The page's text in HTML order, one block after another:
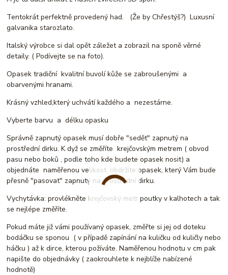
Tentokrát perfektně provedený had. (Že by Chřestýš?) Luxusní
galvanika starozlato.
Italský výrobce si dal opět záležet a zobrazil na sponě věrné
detaily. ( Podívejte se na foto).
Opasek tradiční kvalitní buvolí kůže se zabroušenými a
obarvenými hranami.
Krásný vzhled,který uchvátí každého a nezestárne.
Vyberte barvu a délku opasku
Správně zapnutý opasek musí dobře "sedět" zapnutý na
prostřední dirku. K dyž se změříte krejčovským metrem ( obvod
pasu nebo boků , podle toho kde budete opasek nosit) a
objednáte naměřenou velikost, obdržíte opasek, který Vám bude
přesně "pasovat" zapnutý na prostřední dirku.
Vychytávka: provlékněte krejčovský metr poutky v kalhotech a tak
se nejlépe změříte.
Pokud máte již vámi používaný opasek, změřte si jej od doteku
bodáčku se sponou ( v případě zapínání na kuličku od kuličly nebo
háčku ) až k dirce, kterou požíváte. Naměřenou hodnotu v cm pak
napište do objednávky ( zaokrouhlete k nejblíže nabízené
hodnotě)